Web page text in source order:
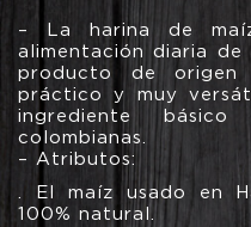
– La harina de
alimentación diaria de
producto de origen
práctico y muy
ingrediente
colombianas.
– Atributos:
. El maíz usado en
100% natural.